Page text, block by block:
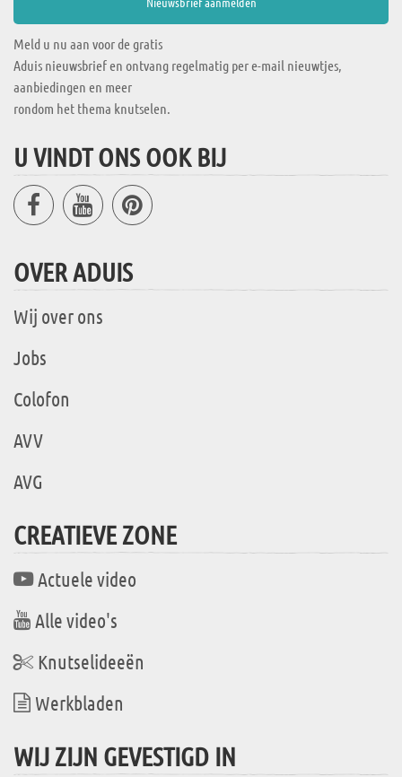
Meld u nu aan voor de gratis
Aduis nieuwsbrief en ontvang regelmatig per e-mail nieuwtjes,
aanbiedingen en meer
rondom het thema knutselen.
U VINDT ONS OOK BIJ
OVER ADUIS
Wij over ons
Jobs
Colofon
AVV
AVG
CREATIEVE ZONE
Actuele video
Alle video's
Knutselideeën
Werkbladen
WIJ ZIJN GEVESTIGD IN